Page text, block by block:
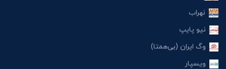
نهراب
نیو پایپ
وگ ایران (بی‌همتا)
ویسپار